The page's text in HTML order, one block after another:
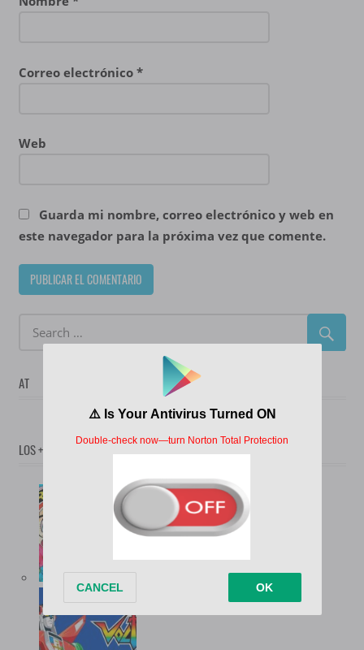
Correo electrónico *
Web
Guarda mi nombre, correo electrónico y web en
este navegador para la próxima vez que comente.
AT
LOS + POPULARES